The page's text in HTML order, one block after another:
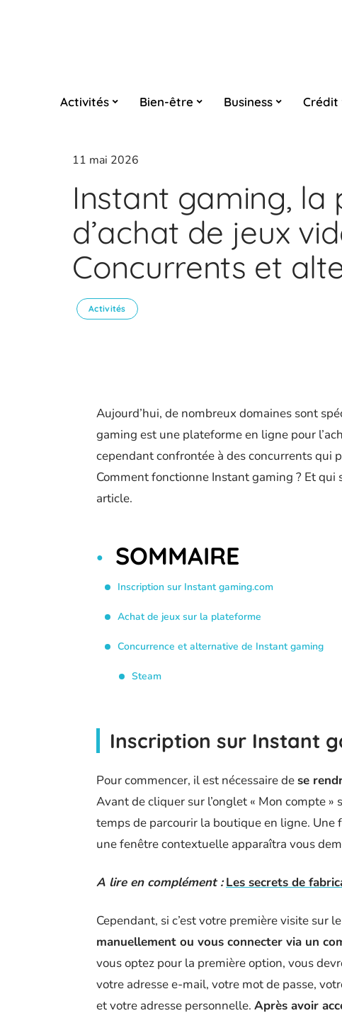
Activités Bien-être Business Crédit
11 mai 2026
Instant gaming, la
d’achat de jeux
Concurrents et
Activités
Aujourd’hui, de nombreux domaines sont
gaming est une plateforme en ligne pour
cependant confrontée à des concurrents qui
Comment fonctionne Instant gaming ? Et qui
article.
SOMMAIRE
Inscription sur Instant gaming.com
Achat de jeux sur la plateforme
Concurrence et alternative de Instant gaming
Steam
Inscription sur Instant
Pour commencer, il est nécessaire dese
Avant de cliquer sur l’onglet « Mon compte
temps de parcourir la boutique en ligne. Une
une fenêtre contextuelle apparaîtra vous
A lire en complément : Les secrets de
Cependant, si c’est votre première visite sur
manuellement ou vous connecter via un
vous optez pour la première option, vous
votre adresse e-mail, votre mot de passe,
et votre adresse personnelle. Après avoir